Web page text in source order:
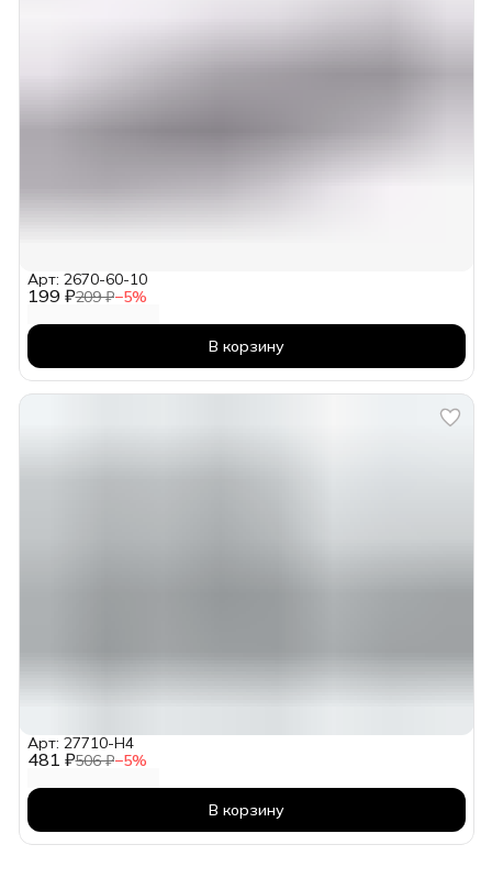
199 ₽209 ₽−5%
Арт: 2670-60-10
В корзину
481 ₽506 ₽−5%
Арт: 27710-H4
В корзину